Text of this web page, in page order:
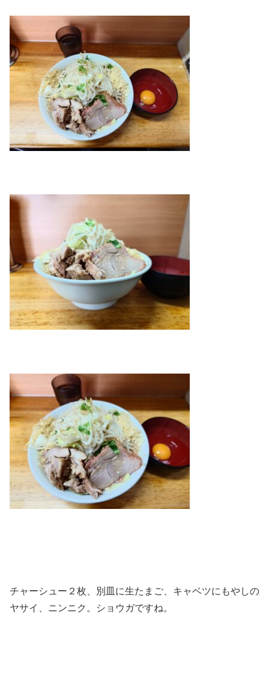
チャーシュー２枚、別皿に生たまご、キャベツにもやしの
ヤサイ、ニンニク。ショウガですね。